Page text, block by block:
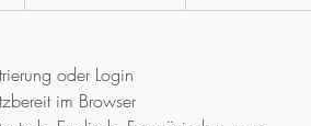
oder Login
im Browser